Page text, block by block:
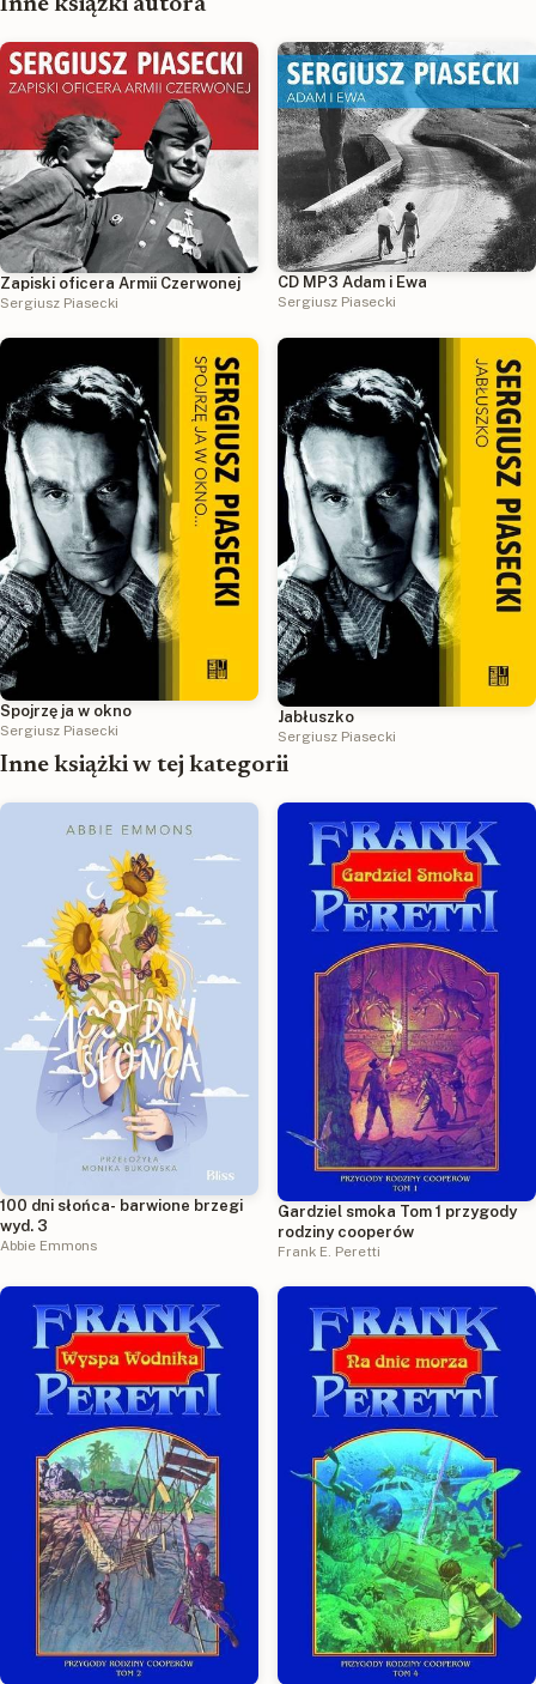
Zapiski oficera Armii Czerwonej
Sergiusz Piasecki
CD MP3 Adam i Ewa
Sergiusz Piasecki
Spojrzę ja w okno
Sergiusz Piasecki
Jabłuszko
Sergiusz Piasecki
Inne książki w tej kategorii
100 dni słońca- barwione brzegi
wyd. 3
Abbie Emmons
Gardziel smoka Tom 1 przygody
rodziny cooperów
Frank E. Peretti